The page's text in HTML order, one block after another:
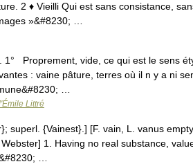
2 ♦ Vieilli Qui est sans consistance,
»&#8230; …
Proprement, vide, ce qui est le sens
: vaine pâture, terres où il n y a ni
…
Littré
superl. {Vainest}.] [F. vain, L. vanus
1. Having no real substance,
…